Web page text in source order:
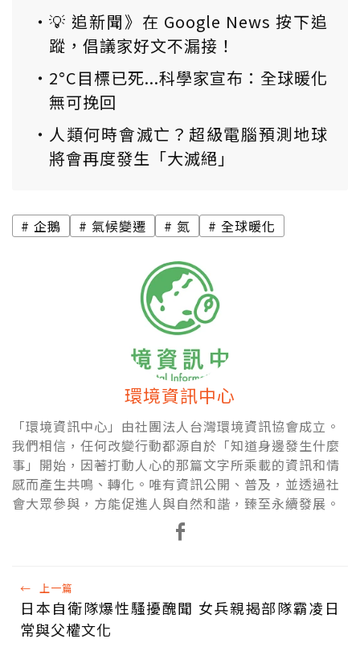
💡 追新聞》在 Google News 按下追
蹤，倡議家好文不漏接！
2°C目標已死...科學家宣布：全球暖化
無可挽回
人類何時會滅亡？超級電腦預測地球
將會再度發生「大滅絕」
企鵝 氣候變遷 氮 全球暖化
環境資訊中心
「環境資訊中心」由社團法人台灣環境資訊協會成立。
我們相信，任何改變行動都源自於「知道身邊發生什麼
事」開始，因著打動人心的那篇文字所乘載的資訊和情
感而產生共鳴、轉化。唯有資訊公開、普及，並透過社
會大眾參與，方能促進人與自然和諧，臻至永續發展。
← 上一篇
日本自衛隊爆性騷擾醜聞 女兵親揭部隊霸凌日
常與父權文化